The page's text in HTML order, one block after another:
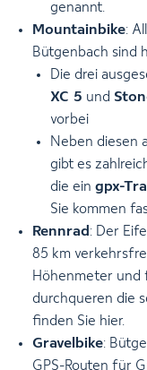
genannt.
Mountainbike:
Bütgenbach sind
Die drei
XC 5 und
vorbei
Neben diesen
gibt es
die ein gpx-
Sie kommen
Rennrad : Der
85 km
Höhenmeter und
durchqueren die
finden Sie hier.
Gravelbike:
GPS-Routen für